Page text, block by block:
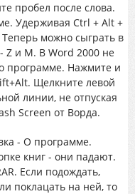
пробел после слова.
Удерживая Ctrl + Alt +
можно сыграть в
и M. В Word 2000 не
программе. Нажмите и
Щелкните левой
линии, не отпуская
Screen от Ворда.
- О программе.
книг - они падают.
Если подождать,
поклацать на ней, то